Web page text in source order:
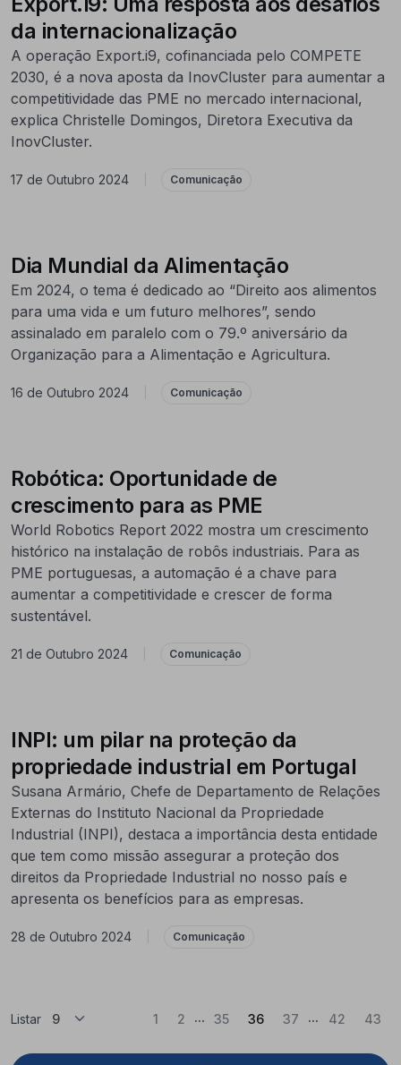
da internacionalização
A operação Export.i9, cofinanciada pelo COMPETE
2030, é a nova aposta da InovCluster para aumentar a
competitividade das PME no mercado internacional,
explica Christelle Domingos, Diretora Executiva da
InovCluster.
17 de Outubro 2024 Comunicação
Dia Mundial da Alimentação
Em 2024, o tema é dedicado ao “Direito aos alimentos
para uma vida e um futuro melhores”, sendo
assinalado em paralelo com o 79.º aniversário da
Organização para a Alimentação e Agricultura.
16 de Outubro 2024 Comunicação
Robótica: Oportunidade de
crescimento para as PME
World Robotics Report 2022 mostra um crescimento
histórico na instalação de robôs industriais. Para as
PME portuguesas, a automação é a chave para
aumentar a competitividade e crescer de forma
sustentável.
21 de Outubro 2024 Comunicação
INPI: um pilar na proteção da
propriedade industrial em Portugal
Susana Armário, Chefe de Departamento de Relações
Externas do Instituto Nacional da Propriedade
Industrial (INPI), destaca a importância desta entidade
que tem como missão assegurar a proteção dos
direitos da Propriedade Industrial no nosso país e
apresenta os benefícios para as empresas.
28 de Outubro 2024 Comunicação
Listar 1 2 ... 35 36(Atual)
37 ... 42 43